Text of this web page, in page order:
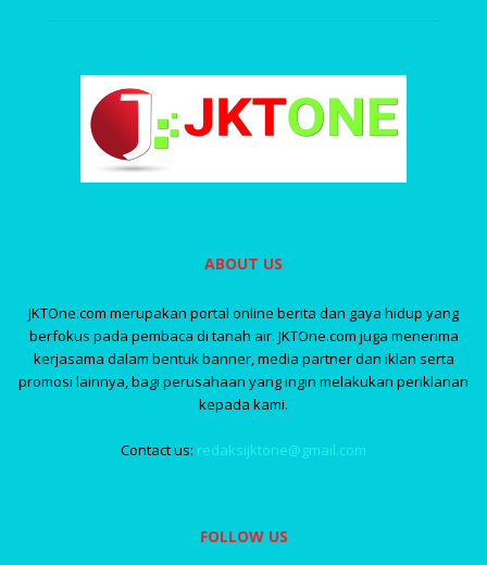
ABOUT US
JKTOne.com merupakan portal online berita dan gaya hidup yang
berfokus pada pembaca di tanah air. JKTOne.com juga menerima
kerjasama dalam bentuk banner, media partner dan iklan serta
promosi lainnya, bagi perusahaan yang ingin melakukan periklanan
kepada kami.
Contact us: redaksijktone@gmail.com
FOLLOW US